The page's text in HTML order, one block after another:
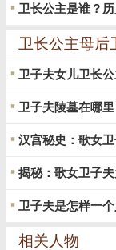
卫长公主是谁？
卫长公主母后
卫子夫女儿卫长
卫子夫陵墓在哪
汉宫秘史：歌女
揭秘：歌女卫子
卫子夫是怎样一
相关人物